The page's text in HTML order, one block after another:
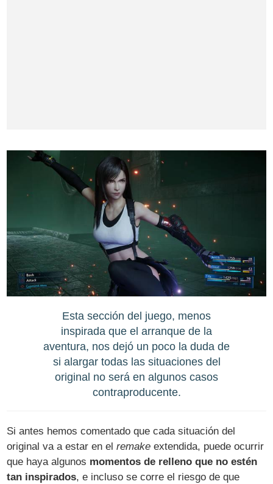
Esta sección del juego, menos
inspirada que el arranque de la
aventura, nos dejó un poco la duda de
si alargar todas las situaciones del
original no será en algunos casos
contraproducente.
Si antes hemos comentado que cada situación del
original va a estar en elremake extendida, puede ocurrir
que haya algunos momentos de relleno que no estén
tan inspirados, e incluso se corre el riesgo de que